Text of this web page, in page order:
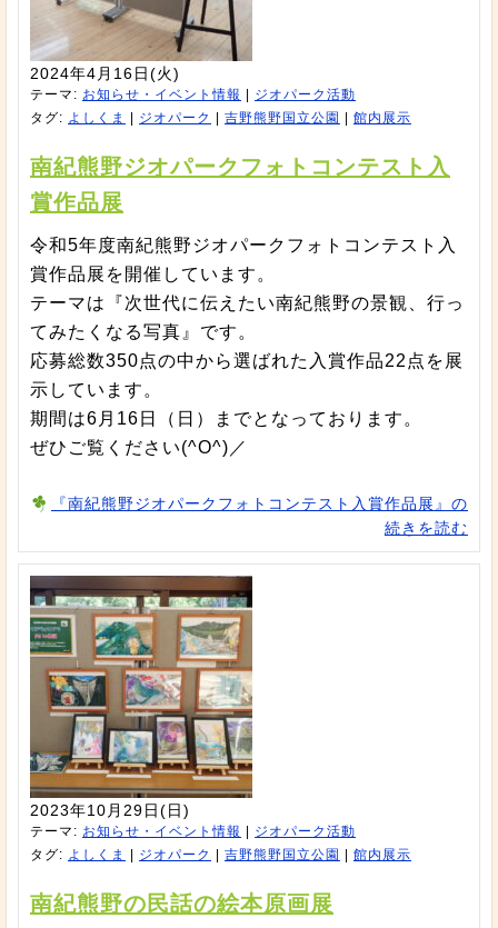
2024年4月16日(火)
テーマ: お知らせ・イベント情報
ジオパーク活動
タグ: よしくま ジオパーク 吉野熊野国立公園 館内展示
南紀熊野ジオパークフォトコンテスト入
賞作品展
令和5年度南紀熊野ジオパークフォトコンテスト入
賞作品展を開催しています。
テーマは『次世代に伝えたい南紀熊野の景観、行っ
てみたくなる写真』です。
応募総数350点の中から選ばれた入賞作品22点を展
示しています。
期間は6月16日（日）までとなっております。
ぜひご覧ください(^O^)／
『南紀熊野ジオパークフォトコンテスト入賞作品展』の
続きを読む
2023年10月29日(日)
テーマ: お知らせ・イベント情報
ジオパーク活動
タグ: よしくま ジオパーク 吉野熊野国立公園 館内展示
南紀熊野の民話の絵本原画展